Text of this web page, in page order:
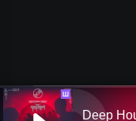
Ш
Deep